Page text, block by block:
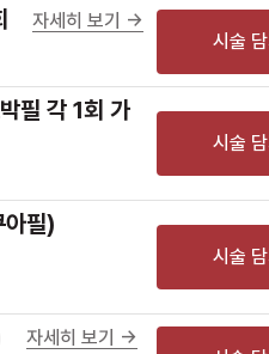
자세히 보기 ->
시술 담
필 각 1회 가
시술 담
필)
시술 담
자세히 보기 ->
스킨부스터
스킨케어
체형
항노화수액
기타